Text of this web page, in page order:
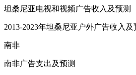
坦桑尼亚电视和视频广告收入及预测
2013-2023年坦桑尼亚户外广告收入及
南非
南非广告支出及预测